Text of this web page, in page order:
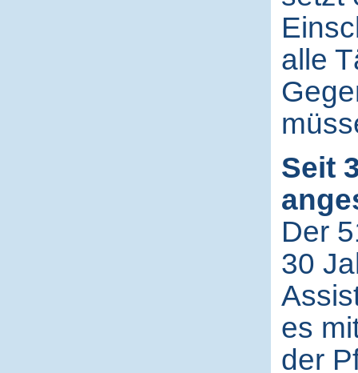
alle
Seit
Der
30
es
der